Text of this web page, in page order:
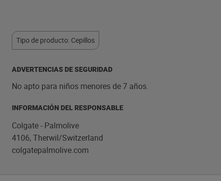
eliminar más placa y manchas en comparación con un
cepillo común con filamentos de corte plano, para una
sonrisa brillante de la que te sentirás orgulloso. Este
plastico reciclado y viene en un envase de carton
reciclable. Asimismo, ha sido fabricado de manera
responsable, puedes obtener más información visitando
colgate-palmolive.com/responsibly-made. Cuida tu
deslumbrante sonrisa cada vez que te laves los dientes
con el cepillo de dientes Colgate 360 Deep Clean. Los
dentistas e higienistas recomiendan cambiar el cepillo
de dientes cada 3 meses.
Tipo de producto: Cepillos
ADVERTENCIAS DE SEGURIDAD
No apto para niños menores de 7 años.
INFORMACIÓN DEL RESPONSABLE
Colgate - Palmolive
4106, Therwil/Switzerland
colgatepalmolive.com